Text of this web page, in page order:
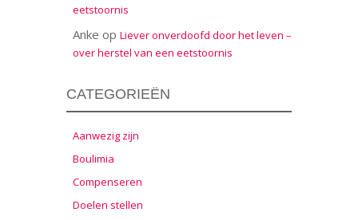
eetstoornis
Anke op Liever onverdoofd door het leven –
over herstel van een eetstoornis
CATEGORIEËN
Aanwezig zijn
Boulimia
Compenseren
Doelen stellen